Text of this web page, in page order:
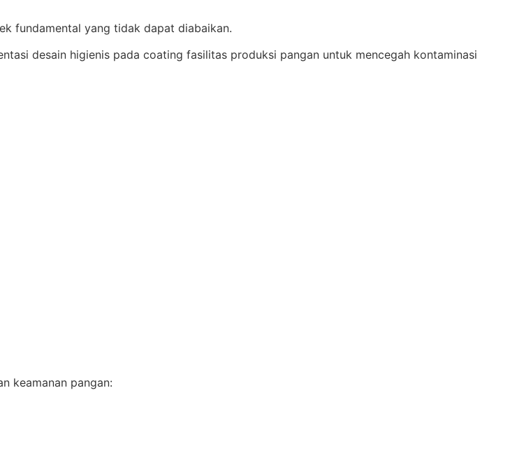
fundamental yang tidak dapat diabaikan.
desain higienis pada coating fasilitas produksi pangan untuk mencegah kontaminasi
keamanan pangan: